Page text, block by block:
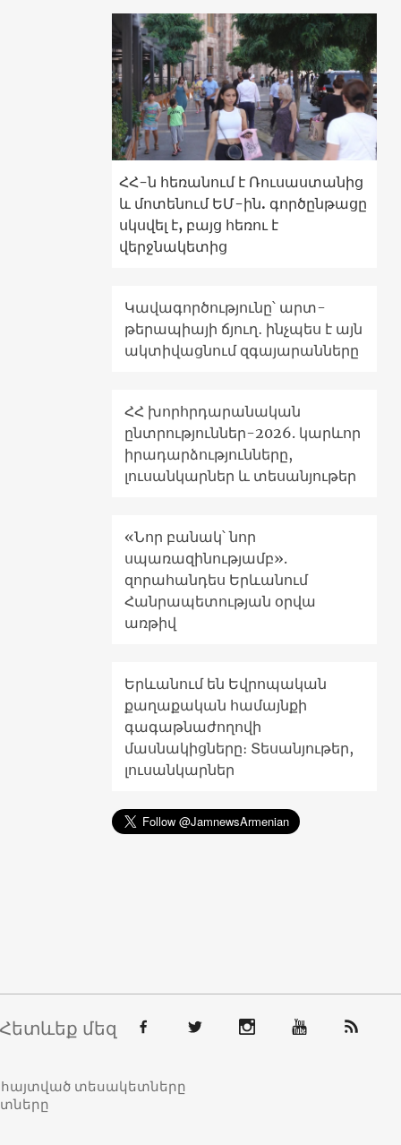
ՀՀ-ն հեռանում է Ռուսաստանից
և մոտենում ԵՄ-ին. գործընթացը
սկսվել է, բայց հեռու է
վերջնակետից
Կավագործությունը՝ արտ-
թերապիայի ճյուղ․ ինչպես է այն
ակտիվացնում զգայարանները
ՀՀ խորհրդարանական
ընտրություններ-2026. կարևոր
իրադարձությունները,
լուսանկարներ և տեսանյութեր
«Նոր բանակ՝ նոր
սպառազինությամբ».
զորահանդես Երևանում
Հանրապետության օրվա
առթիվ
Երևանում են Եվրոպական
քաղաքական համայնքի
գագաթնաժողովի
մասնակիցները։ Տեսանյութեր,
լուսանկարներ
Հետևեք մեզ
տեսակետները